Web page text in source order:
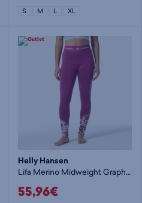
S M L XL
Helly Hansen
Lifa Merino Midweight Graphic Pant - naisten alushousut
55,96€